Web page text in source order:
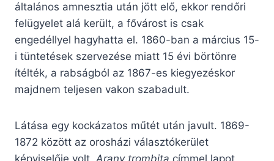
általános amnesztia után jött elő, ekkor rendőri
felügyelet alá került, a fővárost is csak
engedéllyel hagyhatta el. 1860-ban a március 15-
i tüntetések szervezése miatt 15 évi börtönre
ítélték, a rabságból az 1867-es kiegyezéskor
majdnem teljesen vakon szabadult.
Látása egy kockázatos műtét után javult. 1869-
1872 között az orosházi választókerület